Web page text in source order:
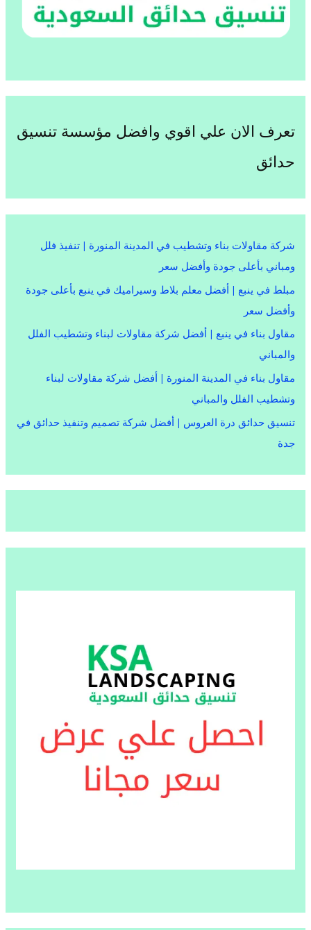
تعرف الان علي اقوي وافضل مؤسسة تنسيق
حدائق
شركة مقاولات بناء وتشطيب في المدينة المنورة | تنفيذ فلل
ومباني بأعلى جودة وأفضل سعر
مبلط في ينبع | أفضل معلم بلاط وسيراميك في ينبع بأعلى جودة
وأفضل سعر
مقاول بناء في ينبع | أفضل شركة مقاولات لبناء وتشطيب الفلل
والمباني
مقاول بناء في المدينة المنورة | أفضل شركة مقاولات لبناء
وتشطيب الفلل والمباني
تنسيق حدائق درة العروس | أفضل شركة تصميم وتنفيذ حدائق في
جدة